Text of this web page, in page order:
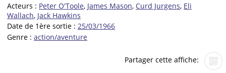
Acteurs : Peter O'Toole, James Mason, Curd Jurgens, Eli
Wallach, Jack Hawkins
Date de 1ère sortie : 25/03/1966
Genre : action/aventure
Partager cette affiche: